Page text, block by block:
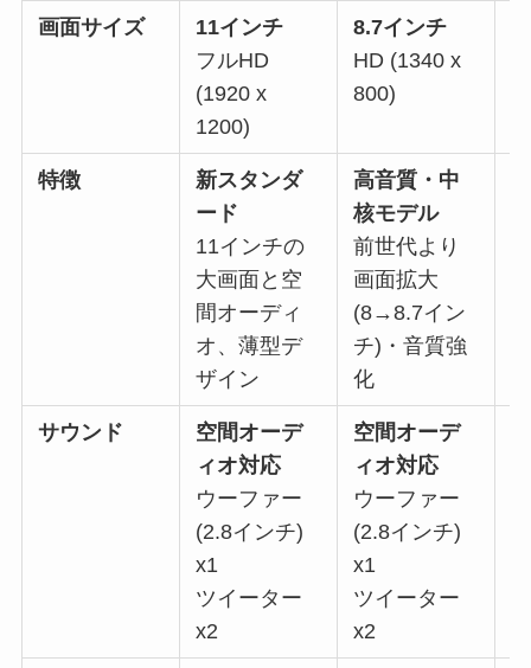
画面サイズ
11インチ
フルHD
(1920 x
1200)
8.7インチ
HD (1340 x
800)
特徴
新スタンダ
ード
11インチの
大画面と空
間オーディ
オ、薄型デ
ザイン
高音質・中
核モデル
前世代より
画面拡大
(8→8.7イン
チ)・音質強
化
サウンド
空間オーデ
ィオ対応
ウーファー
(2.8インチ)
x1
ツイーター
x2
空間オーデ
ィオ対応
ウーファー
(2.8インチ)
x1
ツイーター
x2